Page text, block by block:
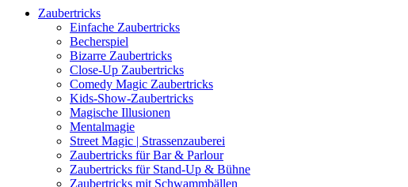
Zaubertricks
Einfache Zaubertricks
Becherspiel
Bizarre Zaubertricks
Close-Up Zaubertricks
Comedy Magic Zaubertricks
Kids-Show-Zaubertricks
Magische Illusionen
Mentalmagie
Street Magic | Strassenzauberei
Zaubertricks für Bar & Parlour
Zaubertricks für Stand-Up & Bühne
Zaubertricks mit Schwammbällen